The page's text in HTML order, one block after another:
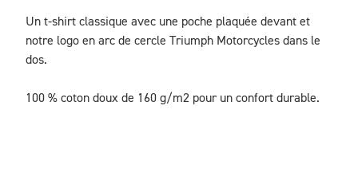
Un t-shirt classique avec une poche plaquée devant et
notre logo en arc de cercle Triumph Motorcycles dans le
dos.
100 % coton doux de 160 g/m2 pour un confort durable.